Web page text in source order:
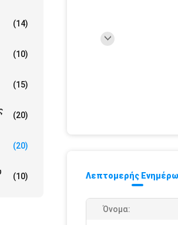
(14)
(10)
(15)
(20)
(20)
(10) Λεπτομερής
Όνομα: